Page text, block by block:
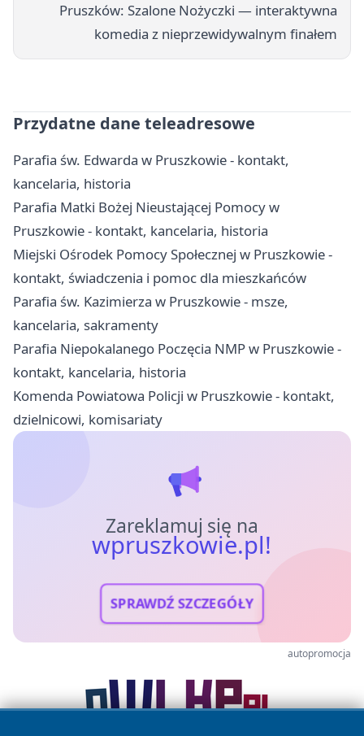
Pruszków: Szalone Nożyczki — interaktywna
komedia z nieprzewidywalnym finałem
Przydatne dane teleadresowe
Parafia św. Edwarda w Pruszkowie - kontakt,
kancelaria, historia
Parafia Matki Bożej Nieustającej Pomocy w
Pruszkowie - kontakt, kancelaria, historia
Miejski Ośrodek Pomocy Społecznej w Pruszkowie -
kontakt, świadczenia i pomoc dla mieszkańców
Parafia św. Kazimierza w Pruszkowie - msze,
kancelaria, sakramenty
Parafia Niepokalanego Poczęcia NMP w Pruszkowie -
kontakt, kancelaria, historia
Komenda Powiatowa Policji w Pruszkowie - kontakt,
dzielnicowi, komisariaty
Zareklamuj się na
wpruszkowie.pl!
SPRAWDŹ SZCZEGÓŁY
autopromocja